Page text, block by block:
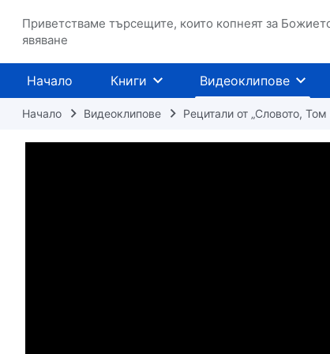
Приветстваме търсещите, които копнеят за
явяване
Начало Книги Видеоклипове
Начало Видеоклипове Рецитали от „Словото,